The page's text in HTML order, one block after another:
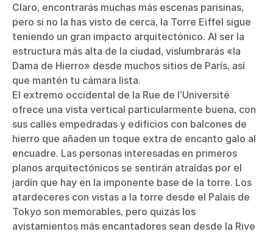
Claro, encontrarás muchas más escenas parisinas,
pero si no la has visto de cerca, la Torre Eiffel sigue
teniendo un gran impacto arquitectónico. Al ser la
estructura más alta de la ciudad, vislumbrarás «la
Dama de Hierro» desde muchos sitios de París, así
que mantén tu cámara lista.
El extremo occidental de la Rue de l’Université
ofrece una vista vertical particularmente buena, con
sus calles empedradas y edificios con balcones de
hierro que añaden un toque extra de encanto galo al
encuadre. Las personas interesadas en primeros
planos arquitectónicos se sentirán atraídas por el
jardín que hay en la imponente base de la torre. Los
atardeceres con vistas a la torre desde el Palais de
Tokyo son memorables, pero quizás los
avistamientos más encantadores sean desde la Rive